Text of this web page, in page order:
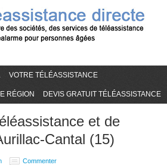
VOTRE TÉLÉASSISTANCE
RÉGION DEVIS GRATUIT TÉLÉASSISTANCE
et de
Cantal (15)
Commenter